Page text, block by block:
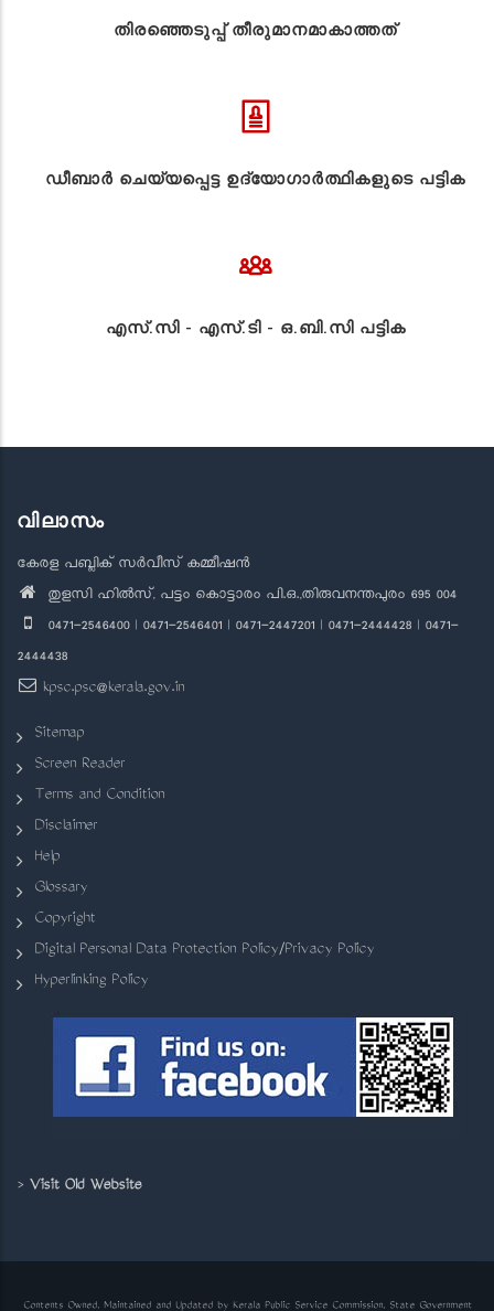
തിരഞ്ഞെടുപ്പ് തീരുമാനമാകാത്തത്
ഡീബാർ ചെയ്യപ്പെട്ട ഉദ്യോഗാർത്ഥികളുടെ പട്ടിക
എസ്.സി - എസ്.ടി - ഒ.ബി.സി പട്ടിക
വിലാസം
കേരള പബ്ലിക് സർവീസ് കമ്മീഷൻ
തുളസി ഹിൽസ്, പട്ടം കൊട്ടാരം പി.ഒ.,തിരുവനന്തപുരം 695 004
0471-2546400 | 0471-2546401 | 0471-2447201 | 0471-2444428 | 0471-
2444438
kpsc.psc@kerala.gov.in
Sitemap
Screen Reader
Terms and Condition
Disclaimer
Help
Glossary
Copyright
Digital Personal Data Protection Policy/Privacy Policy
Hyperlinking Policy
> Visit Old Website
Contents Owned, Maintained and Updated by Kerala Public Service Commission, State Government